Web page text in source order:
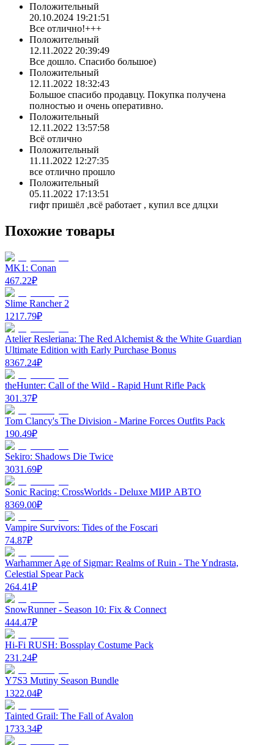
Положительный
20.10.2024 19:21:51
Все отлично!+++
Положительный
12.11.2022 20:39:49
Все дошло. Спасибо большое)
Положительный
12.11.2022 18:32:43
Большое спасибо продавцу. Покупка получена
полностью и очень оперативно.
Положительный
12.11.2022 13:57:58
Всё отлично
Положительный
11.11.2022 12:27:35
все отлично прошло
Положительный
05.11.2022 17:13:51
гифт пришёл ,всё работает , купил все длцхи
Похожие товары
MK1: Conan
467.22₽
Slime Rancher 2
1217.79₽
Atelier Resleriana: The Red Alchemist & the White Guardian
Ultimate Edition with Early Purchase Bonus
8367.24₽
theHunter: Call of the Wild - Rapid Hunt Rifle Pack
301.37₽
Tom Clancy's The Division - Marine Forces Outfits Pack
190.49₽
Sekiro: Shadows Die Twice
3031.69₽
Sonic Racing: CrossWorlds - Deluxe МИР АВТО
8369.00₽
Vampire Survivors: Tides of the Foscari
74.87₽
Warhammer Age of Sigmar: Realms of Ruin - The Yndrasta,
Celestial Spear Pack
264.41₽
SnowRunner - Season 10: Fix & Connect
444.47₽
Hi-Fi RUSH: Bossplay Costume Pack
231.24₽
Y7S3 Mutiny Season Bundle
1322.04₽
Tainted Grail: The Fall of Avalon
1733.34₽